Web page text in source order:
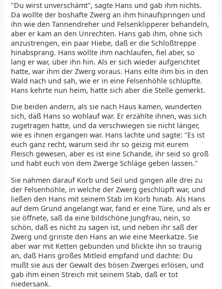
"Du wirst unverschämt", sagte Hans und gab ihm nichts.
Da wollte der boshafte Zwerg an ihm hinaufspringen und
ihn wie den Tannendreher und Felsenklipperer behandeln,
aber er kam an den Unrechten. Hans gab ihm, ohne sich
anzustrengen, ein paar Hiebe, daß er die Schloßtreppe
hinabsprang. Hans wollte ihm nachlaufen, fiel aber, so
lang er war, über ihn hin. Als er sich wieder aufgerichtet
hatte, war ihm der Zwerg voraus. Hans eilte ihm bis in den
Wald nach und sah, wie er in eine Felsenhöhle schlüpfte.
Hans kehrte nun heim, hatte sich aber die Stelle gemerkt.
Die beiden andern, als sie nach Haus kamen, wunderten
sich, daß Hans so wohlauf war. Er erzählte ihnen, was sich
zugetragen hatte, und da verschwiegen sie nicht länger,
wie es ihnen ergangen war. Hans lachte und sagte: "Es ist
euch ganz recht, warum seid ihr so geizig mit eurem
Fleisch gewesen, aber es ist eine Schande, ihr seid so groß
und habt euch von dem Zwerge Schläge geben lassen."
Sie nahmen darauf Korb und Seil und gingen alle drei zu
der Felsenhöhle, in welche der Zwerg geschlüpft war, und
ließen den Hans mit seinem Stab im Korb hinab. Als Hans
auf dem Grund angelangt war, fand er eine Türe, und als er
sie öffnete, saß da eine bildschöne Jungfrau, nein, so
schön, daß es nicht zu sagen ist, und neben ihr saß der
Zwerg und grinste den Hans an wie eine Meerkatze. Sie
aber war mit Ketten gebunden und blickte ihn so traurig
an, daß Hans großes Mitleid empfand und dachte: Du
mußt sie aus der Gewalt des bösen Zwerges erlösen, und
gab ihm einen Streich mit seinem Stab, daß er tot
niedersank.